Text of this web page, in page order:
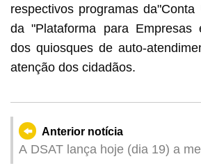
respectivos programas
da "Plataforma para Empresas
dos quiosques de auto-
atenção dos cidadãos.
Anterior notícia
A DSAT lança hoje (dia 19) a